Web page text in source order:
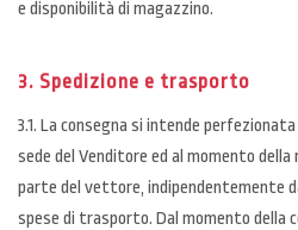
e disponibilità di magazzino.
3. Spedizione e trasporto
3.1. La consegna si intende
sede del Venditore ed al momento
parte del vettore, indipendentemente
spese di trasporto. Dal momento della